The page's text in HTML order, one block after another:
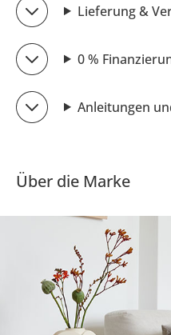
Lieferung &
0 %
Anleitungen
Über die Marke